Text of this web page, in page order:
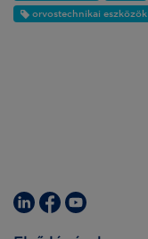
orvostechnikai eszközök